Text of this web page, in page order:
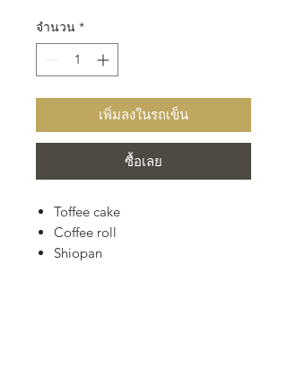
จำนวน *
เพิ่มลงในรถเข็น
ซื้อเลย
Toffee cake
Coffee roll
Shiopan